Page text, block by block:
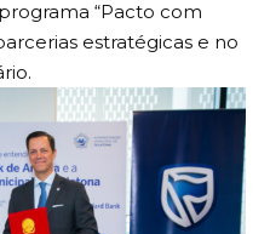
“Pacto com
estratégicas e no